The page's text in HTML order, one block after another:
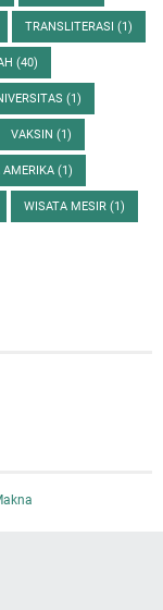
TRANSLITERASI (1)
(40)
(1)
VAKSIN (1)
AMERIKA (1)
WISATA MESIR (1)